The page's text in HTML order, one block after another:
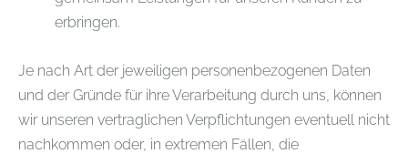
erbringen.
Je nach Art der jeweiligen personenbezogenen Daten
und der Gründe für ihre Verarbeitung durch uns, können
wir unseren vertraglichen Verpflichtungen eventuell nicht
nachkommen oder, in extremen Fällen, die